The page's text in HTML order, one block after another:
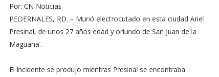
Por: CN Noticias
PEDERNALES, RD. – Murió electrocutado en esta ciudad Ariel
Presinal, de unos 27 años edad y oriundo de San Juan de la
Maguana .
El incidente se produjo mientras Presinal se encontraba